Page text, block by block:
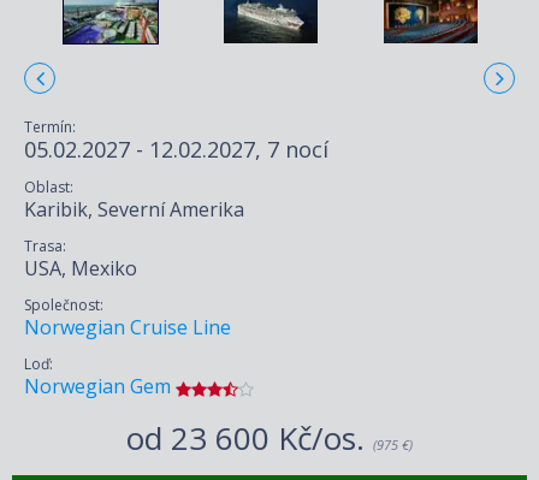
Termín:
05.02.2027 - 12.02.2027, 7 nocí
Oblast:
Karibik, Severní Amerika
Trasa:
USA, Mexiko
Společnost:
Norwegian Cruise Line
Loď:
Norwegian Gem
od 23 600 Kč/os. (975 €)